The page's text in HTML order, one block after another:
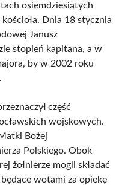
osiemdziesiątych
Dnia 18 stycznia
Janusz
stopień kapitana, a w
by w 2002 roku
część
wojskowych.
Bożej
Polskiego. Obok
żołnierze mogli składać
wotami za opiekę